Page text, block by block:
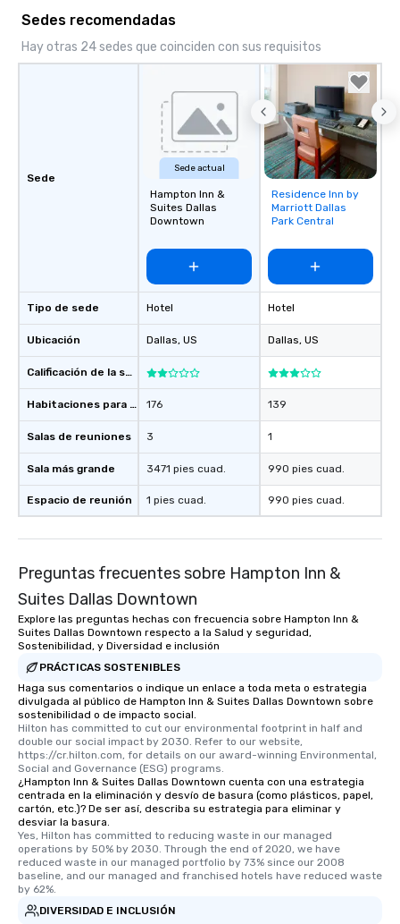
experiences not only
ways to network, but
way to do so. Large Groups Welcome
Lip Smacking Foodie
groups, small or large.
experiences can
groups from as few
as 500 guests,
choice for any
Stress-Free Booking
enjoy the company
more easily. You’ll
knowing that
of from the moment
have nothing to worry
remember to submit
date any dietary
allergies for anyone
Smacking Foodie
about waiting in line
restaurant or being
than desirable table.
immediate seating
a special warm
from the restaurant
those Instagram
For added ease, we
transportation pick-
as well as an event
for groups that
experience, we can
an evening helicopter
Memorable
Smacking Foodie
to gather and dine
Sedes recomendadas
Hay otras 24 sedes que coinciden con sus requisitos
Sede
Tipo de sede
Ubicación
Calificación de la sede
Habitaciones para huéspedes
Salas de reuniones
Sala más grande
Espacio de reunión
Sede actual
Hampton Inn &
Suites Dallas
Downtown
Hotel
Dallas, US
176
3
3471 pies cuad.
1 pies cuad.
Removed from
favorites
Residence Inn by
Marriott Dallas
Park Central
Hotel
Dallas, US
139
1
990 pies cuad.
990 pies cuad.
Preguntas frecuentes sobre Hampton Inn &
Suites Dallas Downtown
Explore las preguntas hechas con frecuencia sobre Hampton Inn &
Suites Dallas Downtown respecto a la Salud y seguridad,
Sostenibilidad, y Diversidad e inclusión
PRÁCTICAS SOSTENIBLES
Haga sus comentarios o indique un enlace a toda meta o estrategia
divulgada al público de Hampton Inn & Suites Dallas Downtown sobre
sostenibilidad o de impacto social.
Hilton has committed to cut our environmental footprint in half and
double our social impact by 2030. Refer to our website,
https://cr.hilton.com, for details on our award-winning Environmental,
Social and Governance (ESG) programs.
¿Hampton Inn & Suites Dallas Downtown cuenta con una estrategia
centrada en la eliminación y desvío de basura (como plásticos, papel,
cartón, etc.)? De ser así, describa su estrategia para eliminar y
desviar la basura.
Yes, Hilton has committed to reducing waste in our managed
operations by 50% by 2030. Through the end of 2020, we have
reduced waste in our managed portfolio by 73% since our 2008
baseline, and our managed and franchised hotels have reduced waste
by 62%.
DIVERSIDAD E INCLUSIÓN